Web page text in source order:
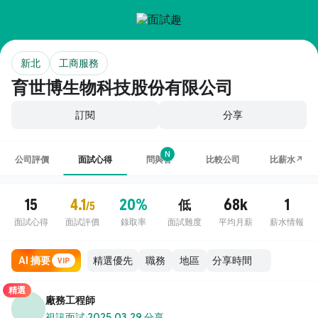
育世博生物科技股份有限公司
新北 工商服務
訂閱 分享
公司評價 面試心得 問與答
N
比較公司 比薪水↗
15
面試心得
4.1/5
面試評價
20%
錄取率
低
面試難度
68k
平均月薪
1
薪水情報
AI 摘要 VIP 職務 地區
精選
廠務工程師